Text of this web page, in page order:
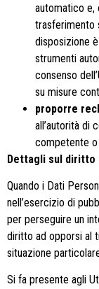
automatico
trasferimento
disposizione
strumenti
consenso
su misure
proporre
all’autorità di
competente o
Dettagli sul diritto
Quando i Dati
nell’esercizio di
per perseguire un
diritto ad opporsi al
situazione
Si fa presente agli